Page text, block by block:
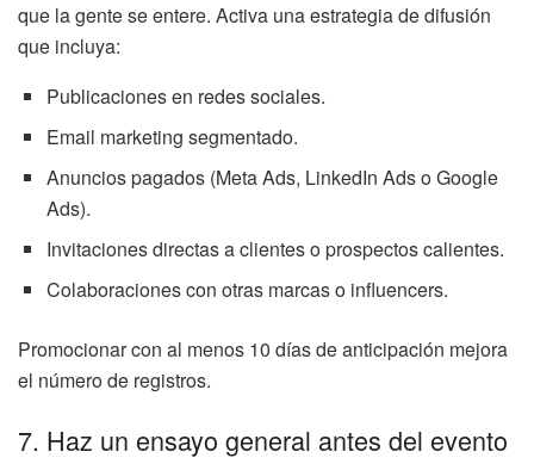
que la gente se entere. Activa una estrategia de difusión
que incluya:
Publicaciones en redes sociales.
Email marketing segmentado.
Anuncios pagados (Meta Ads, LinkedIn Ads o Google
Ads).
Invitaciones directas a clientes o prospectos calientes.
Colaboraciones con otras marcas o influencers.
Promocionar con al menos 10 días de anticipación mejora
el número de registros.
7. Haz un ensayo general antes del evento